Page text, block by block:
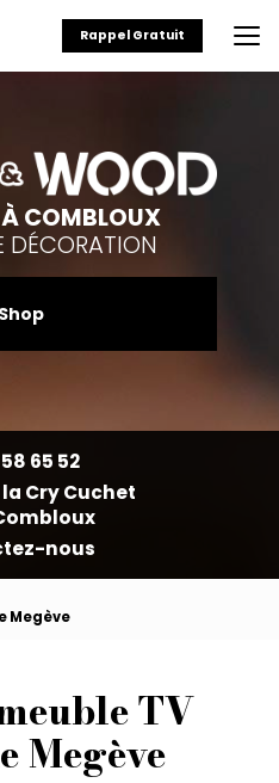
Rappel Gratuit
À COMBLOUX
DÉCORATION
65 52
Cry Cuchet
nous
Megève
TV
Megève